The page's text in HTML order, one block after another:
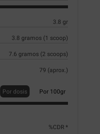
3.8 gr
3.8 gramos (1 scoop)
7.6 gramos (2 scoops)
79 (aprox.)
Por dosis Por 100gr
%CDR *